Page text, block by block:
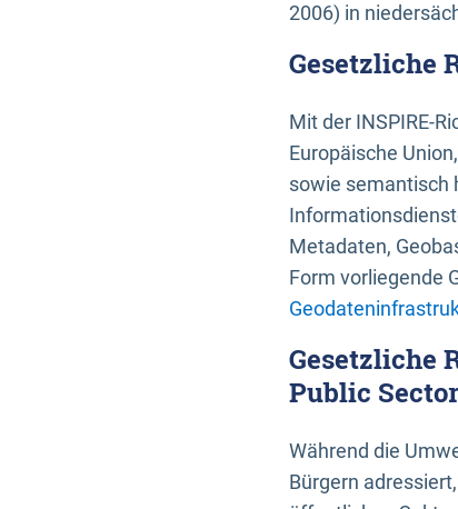
2006) in
Gesetzliche
Mit der INSPIRE-
Europäische
sowie semantisch
Metadaten,
Form vorliegende
Gesetzliche
Public
Während die
Bürgern